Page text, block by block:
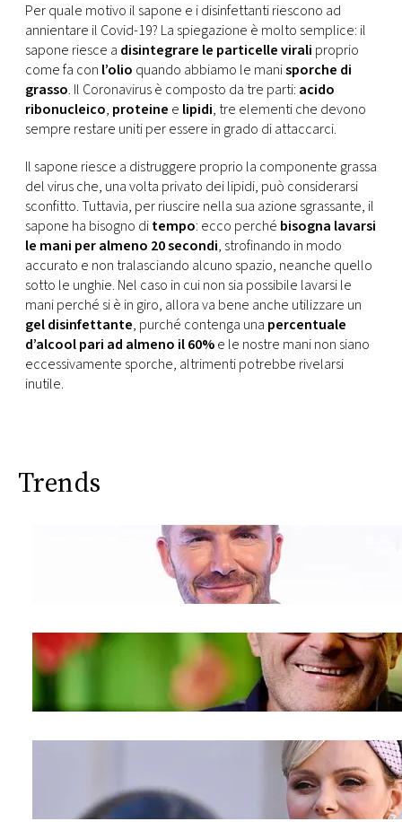
Per quale motivo il sapone e i disinfettanti riescono ad
annientare il Covid-19? La spiegazione è molto semplice: il
sapone riesce a disintegrare le particelle virali proprio
come fa con l’olio quando abbiamo le manisporche di
grasso. Il Coronavirus è composto da tre parti: acido
ribonucleico, proteine e lipidi, tre elementi che devono
sempre restare uniti per essere in grado di attaccarci.
Il sapone riesce a distruggere proprio la componente grassa
del virus che, una volta privato dei lipidi, può considerarsi
sconfitto. Tuttavia, per riuscire nella sua azione sgrassante, il
sapone ha bisogno ditempo: ecco perché bisogna lavarsi
le mani per almeno 20 secondi, strofinando in modo
accurato e non tralasciando alcuno spazio, neanche quello
sotto le unghie. Nel caso in cui non sia possibile lavarsi le
mani perché si è in giro, allora va bene anche utilizzare un
gel disinfettante, purché contenga una percentuale
d’alcool pari ad almeno il 60%e le nostre mani non siano
eccessivamente sporche, altrimenti potrebbe rivelarsi
inutile.
Trends